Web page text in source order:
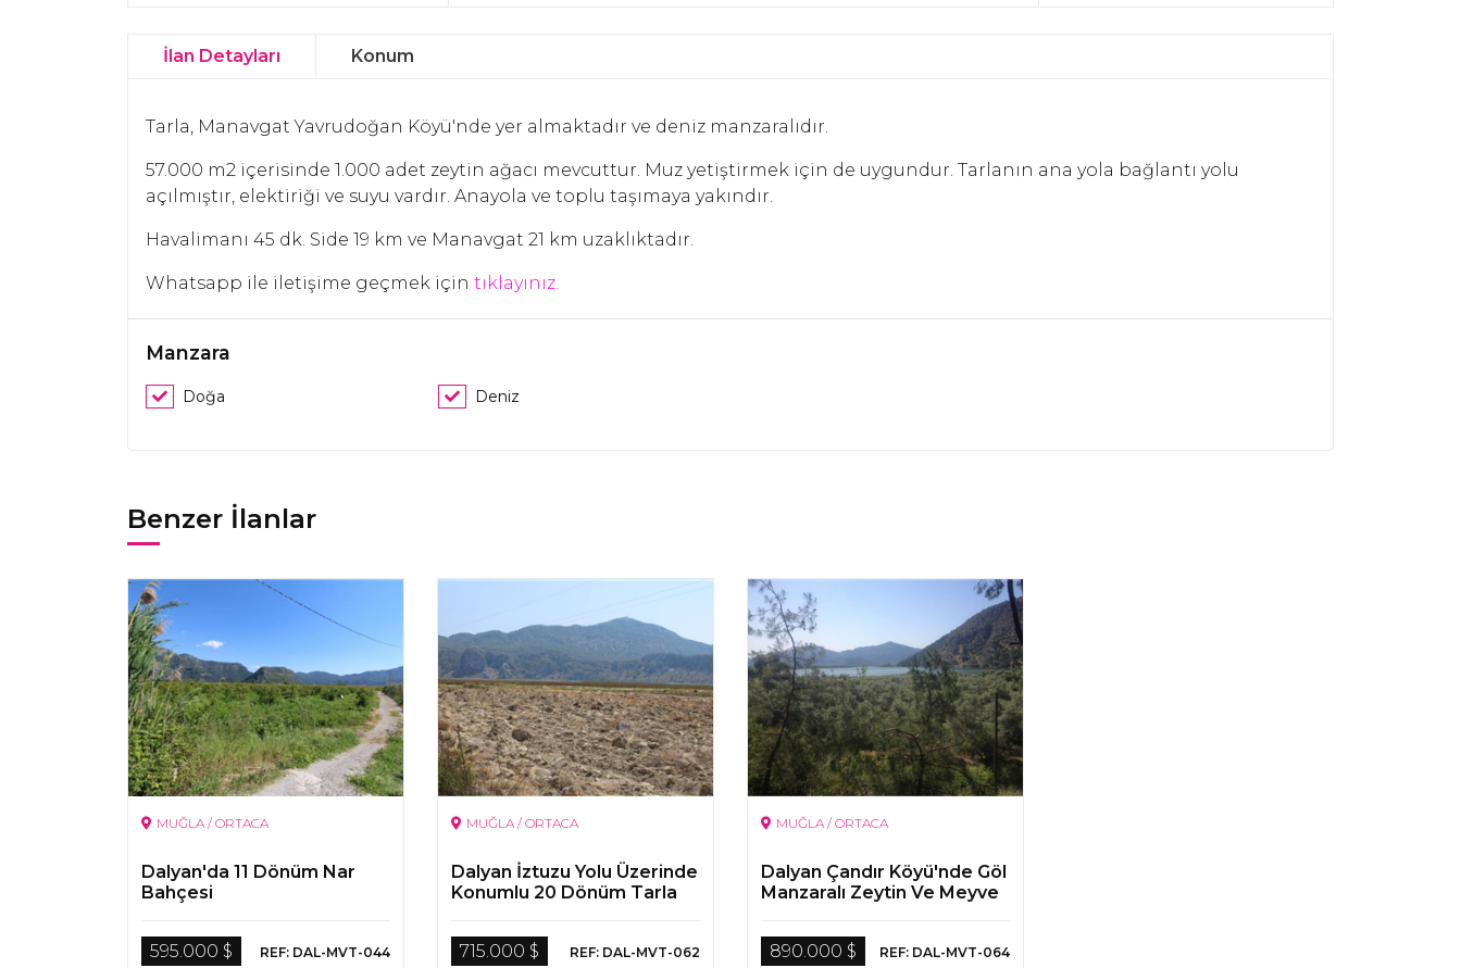
İlan Detayları Konum
Tarla, Manavgat Yavrudoğan Köyü'nde yer almaktadır ve deniz manzaralıdır.
57.000 m2 içerisinde 1.000 adet zeytin ağacı mevcuttur. Muz yetiştirmek için de uygundur. Tarlanın ana yola bağlantı yolu
açılmıştır, elektiriği ve suyu vardır. Anayola ve toplu taşımaya yakındır.
Havalimanı 45 dk. Side 19 km ve Manavgat 21 km uzaklıktadır.
Whatsapp ile iletişime geçmek için tıklayınız.
Manzara
Doğa Deniz
Benzer İlanlar
MUĞLA / ORTACA
Dalyan'da 11 Dönüm Nar
Bahçesi
595.000 $ REF: DAL-MVT-044
MUĞLA / ORTACA
Dalyan İztuzu Yolu Üzerinde
Konumlu 20 Dönüm Tarla
715.000 $ REF: DAL-MVT-062
MUĞLA / ORTACA
Dalyan Çandır Köyü'nde Göl
Manzaralı Zeytin Ve Meyve
890.000 $
REF: DAL-MVT-064